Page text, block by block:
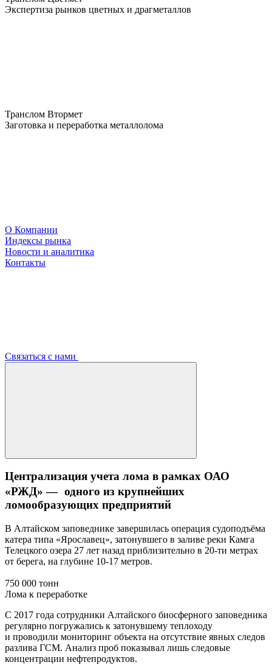
Экспертиза рынков цветных и драгметаллов
Транслом Втормет
Заготовка и переработка металлолома
О Компании
Индексы рынка
Новости и аналитика
Контакты
Связаться с нами
Централизация учета лома в рамках ОАО
«РЖД» — одного из крупнейших
ломообразующих предприятий
В Алтайском заповеднике завершилась операция судоподъёма
катера типа «Ярославец», затонувшего в заливе реки Камга
Телецкого озера 27 лет назад приблизительно в 20-ти метрах
от берега, на глубине 10-17 метров.
750 000 тонн
Лома к переработке
С 2017 года сотрудники Алтайского биосферного заповедника
регулярно погружались к затонувшему теплоходу
и проводили мониторинг объекта на отсутствие явных следов
разлива ГСМ. Анализ проб показывал лишь следовые
концентрации нефтепродуктов.